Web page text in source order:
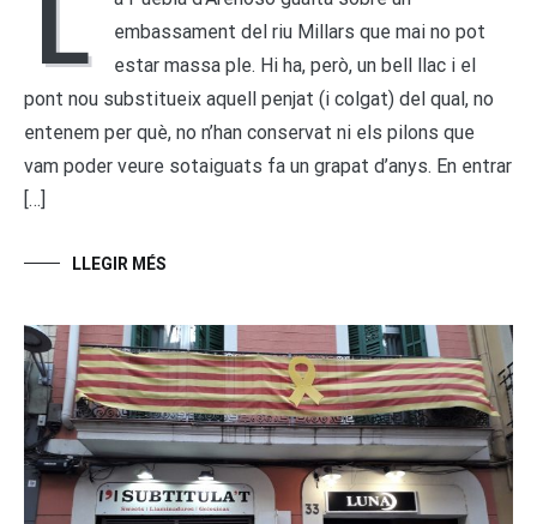
L
embassament del riu Millars que mai no pot
estar massa ple. Hi ha, però, un bell llac i el
pont nou substitueix aquell penjat (i colgat) del qual, no
entenem per què, no n’han conservat ni els pilons que
vam poder veure sotaiguats fa un grapat d’anys. En entrar
[…]
LLEGIR MÉS